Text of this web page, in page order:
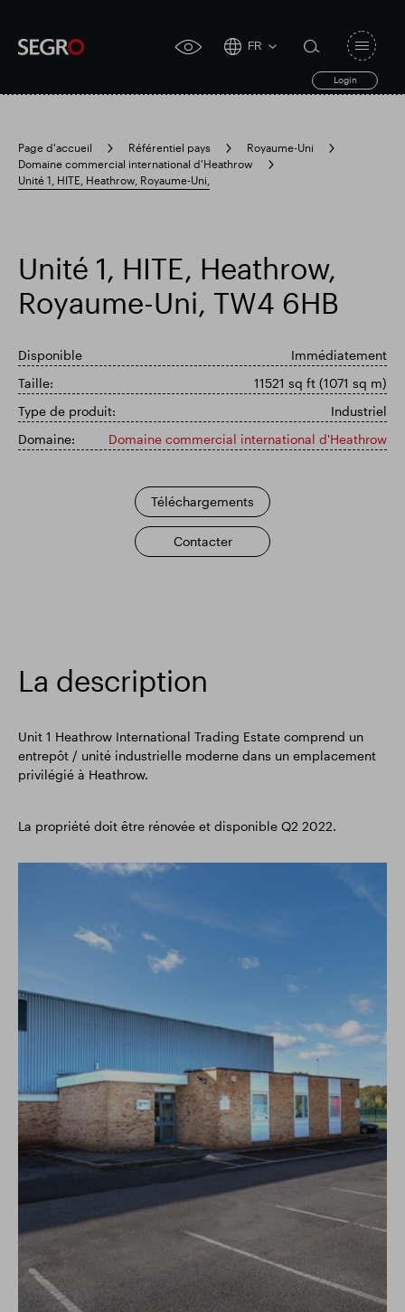
accessibility
FR
Login
search
form
Search
for
Responsable SEGRO
Domaine commercial de Slough
Résultats financiers Mise à jour commerciale
toggle
Page d'accueil Référentiel pays
Royaume-Uni
Domaine commercial international d'Heathrow
Unité 1, HITE, Heathrow, Royaume-Uni,
Unité 1, HITE, Heathrow,
Royaume-Uni, TW4 6HB
Disponible
Immédiatement
Taille:
11521 sq ft (1071 sq m)
Type de produit:
Industriel
Domaine:
Domaine commercial international d'Heathrow
Téléchargements
Contacter
La description
Unit 1 Heathrow International Trading Estate comprend un
entrepôt / unité industrielle moderne dans un emplacement
privilégié à Heathrow.
La propriété doit être rénovée et disponible Q2 2022.